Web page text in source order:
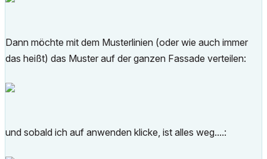
Dann möchte mit dem Musterlinien (oder wie auch immer
das heißt) das Muster auf der ganzen Fassade verteilen:
und sobald ich auf anwenden klicke, ist alles weg....: